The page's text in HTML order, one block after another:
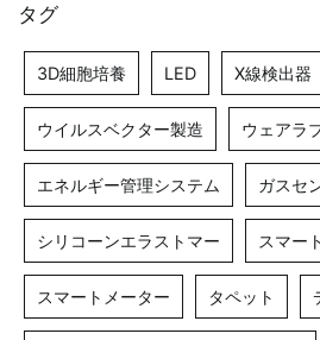
タグ
3D細胞培養 LED X線検出器
ウイルスベクター製造 ウェアラ
エネルギー管理システム ガスセ
シリコーンエラストマー スマー
スマートメーター タペット